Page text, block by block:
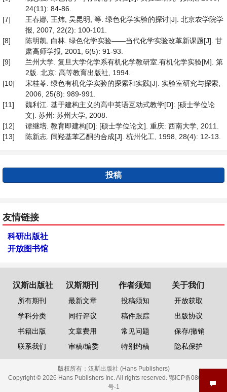
24(11): 84-86.
[7]
王春娜, 王炜, 吴昆明, 等. 绿色化学实验的探讨[J]. 北京农学院学
报, 2007, 22(2): 100-101.
[8]
陈明凯, 白林. 绿色化学实验——当代化学实验改革新课题[J]. 甘
肃高师学报, 2001, 6(5): 91-93.
[9]
兰州大学. 复旦大学化学系有机化学教研室.有机化学实验[M]. 第
2版. 北京: 高等教育出版社, 1994.
[10]
宋桂苓. 绿色有机化学实验的探索和实践[J]. 实验室研究与探索,
2006, 25(8): 989-991.
[11]
魏利江. 基于建构主义的高中英语互动式教学[D]: [硕士学位论
文]. 苏州: 苏州大学, 2008.
[12]
谭继培. 教育即建构[D]: [硕士学位论文]. 重庆: 西南大学, 2011.
[13]
陈新志. 间羟基苯乙酮的合成[J]. 杭州化工, 1998, 28(4): 12-13.
投稿
友情链接
科研出版社
开放图书馆
汉斯出版社
所有期刊
学科分类
书籍出版
联系我们
汉斯期刊
最新文章
同行评议
文章费用
审稿/编委
作者须知
投稿须知
稿件跟踪
常见问题
特别约稿
关于我们
开放获取
出版协议
保存/撤销
隐私保护
版权所有： 汉斯出版社 (Hans Publishers)
Copyright © 2026 Hans Publishers Inc. All rights reserved. 鄂ICP备08006613
号-1